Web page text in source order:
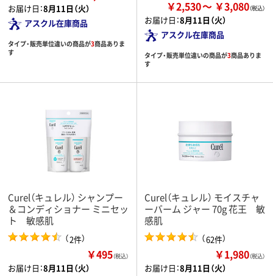
お届け日：8月11日（火）
アスクル在庫商品
タイプ・販売単位違いの商品が3商品ありま
す
￥2,530 ￥3,080
お届け日：8月11日（火）
アスクル在庫商品
タイプ・販売単位違いの商品が3商品ありま
す
Curel（キュレル） シャンプー
＆コンディショナー ミニセッ
ト 敏感肌
（2件）
￥495（税込）
お届け日：8月11日（火）
Curel（キュレル） モイスチャ
ーバーム ジャー 70g 花王 敏
感肌
（62件）
￥1,980（税込）
お届け日：8月11日（火）